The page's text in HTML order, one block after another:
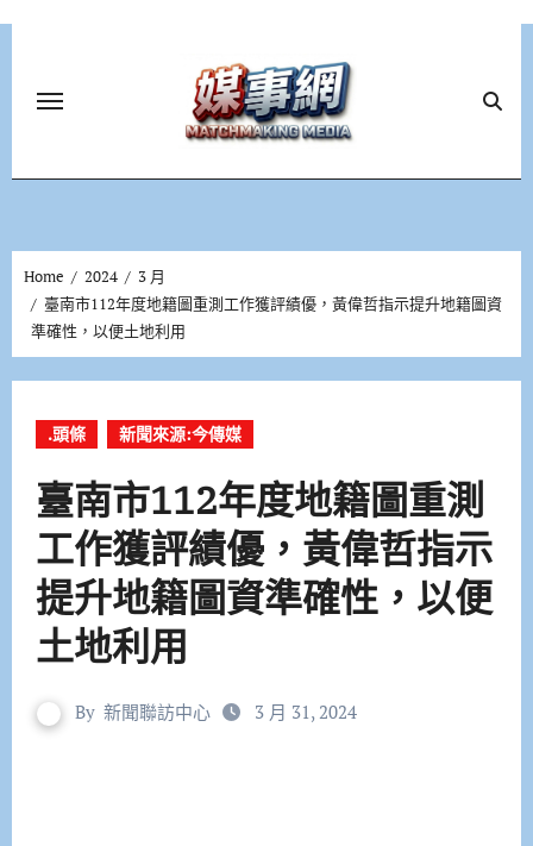
Home 2024
3 月
臺南市112年度地籍圖重測工作獲評績優，黃偉哲指示提升地籍圖資
準確性，以便土地利用
.頭條 新聞來源:今傳媒
臺南市112年度地籍圖重測
工作獲評績優，黃偉哲指示
提升地籍圖資準確性，以便
土地利用
By 新聞聯訪中心 3 月 31, 2024